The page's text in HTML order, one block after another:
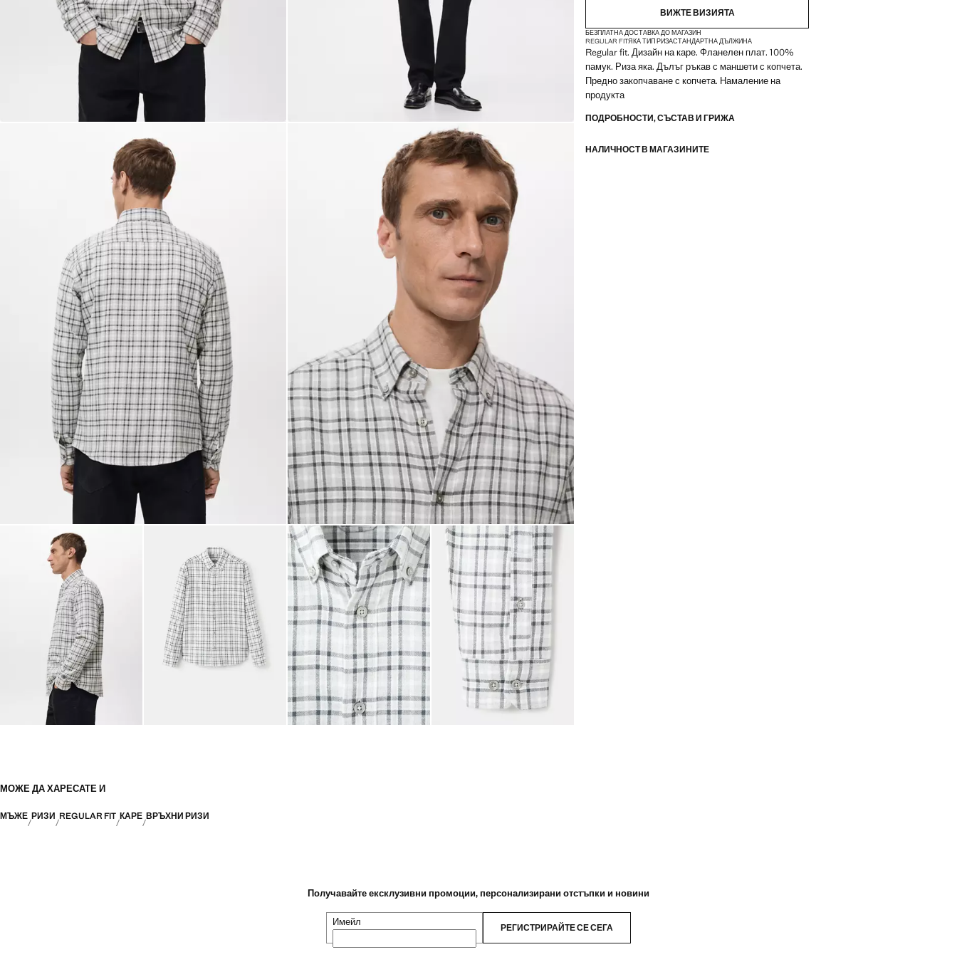
ВИЖТЕ ВИЗИЯТА
БЕЗПЛАТНА ДОСТАВКА ДО МАГАЗИН
REGULAR FITЯКА ТИП РИЗАСТАНДАРТНА ДЪЛЖИНА
Regular fit. Дизайн на каре. Фланелен плат. 100%
памук. Риза яка. Дълъг ръкав с маншети с копчета.
Предно закопчаване с копчета. Намаление на
продукта
ПОДРОБНОСТИ, СЪСТАВ И ГРИЖА
НАЛИЧНОСТ В МАГАЗИНИТЕ
МОЖЕ ДА ХАРЕСАТЕ И
МЪЖЕ РИЗИ REGULAR FIT КАРЕ ВРЪХНИ РИЗИ
Получавайте ексклузивни промоции, персонализирани отстъпки и новини
Имейл РЕГИСТРИРАЙТЕ СЕ СЕГА